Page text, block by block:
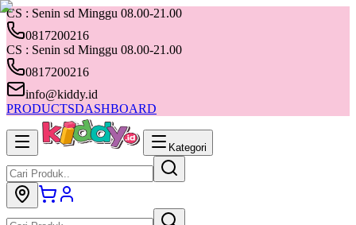
CS : Senin sd Minggu 08.00-21.00
0817200216
CS : Senin sd Minggu 08.00-21.00
0817200216
info@kiddy.id
PRODUCTSDASHBOARD
Kategori